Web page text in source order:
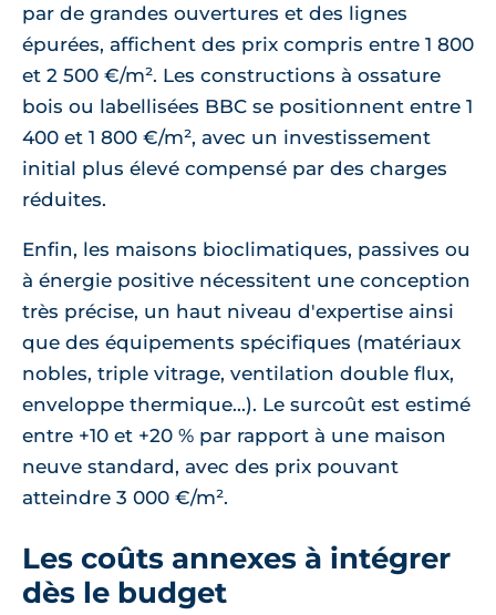
par de grandes ouvertures et des lignes
épurées, affichent des prix compris entre 1 800
et 2 500 €/m². Les constructions à ossature
bois ou labellisées BBC se positionnent entre 1
400 et 1 800 €/m², avec un investissement
initial plus élevé compensé par des charges
réduites.
Enfin, les maisons bioclimatiques, passives ou
à énergie positive nécessitent une conception
très précise, un haut niveau d'expertise ainsi
que des équipements spécifiques (matériaux
nobles, triple vitrage, ventilation double flux,
enveloppe thermique...). Le surcoût est estimé
entre +10 et +20 % par rapport à une maison
neuve standard, avec des prix pouvant
atteindre 3 000 €/m².
Les coûts annexes à intégrer
dès le budget